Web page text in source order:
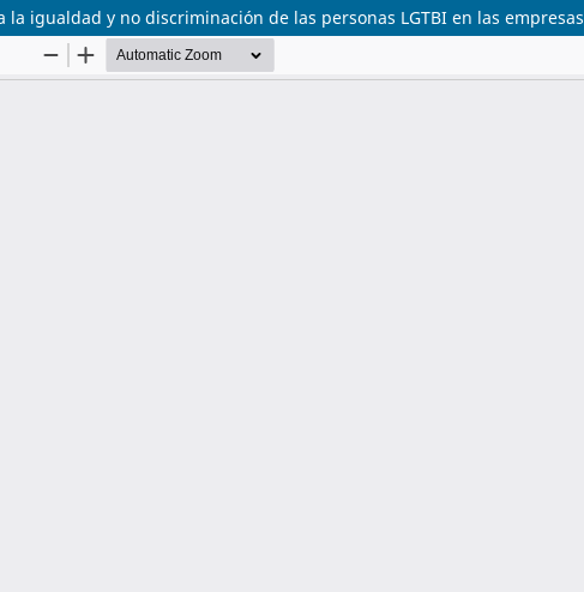
igualdad y no discriminación de las personas LGTBI en las empresas